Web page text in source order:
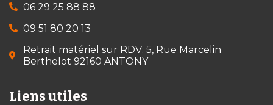
06 29 25 88 88
09 51 80 20 13
Retrait matériel sur RDV: 5, Rue Marcelin
Berthelot 92160 ANTONY
Liens utiles